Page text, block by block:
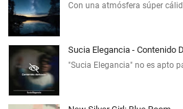
Con una atmósfera súper
Sucia Elegancia - Contenido
"Sucia Elegancia" no es apto